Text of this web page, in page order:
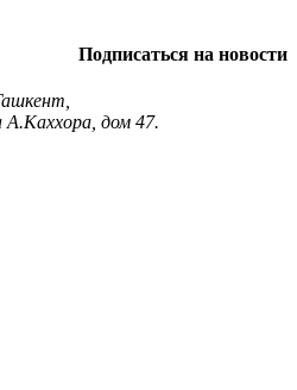
Подписаться на новости
А.Каххора, дом 47.